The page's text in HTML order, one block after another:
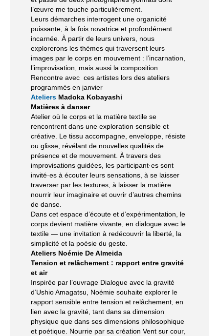
l’œuvre me touche particulièrement.
Leurs démarches interrogent une organicité
puissante, à la fois novatrice et profondément
incarnée. À partir de leurs univers, nous
explorerons les thèmes qui traversent leurs
images par le corps en mouvement : l’incarnation,
l’improvisation, mais aussi la composition
Rencontre avec ces artistes lors des ateliers
programmés en janvier
AteliersMadoka Kobayashi
Matières à danser
Atelier où le corps et la matière textile se
rencontrent dans une exploration sensible et
créative. Le tissu accompagne, enveloppe, résiste
ou glisse, révélant de nouvelles qualités de
présence et de mouvement. À travers des
improvisations guidées, les participant·es sont
invité·es à écouter leurs sensations, à se laisser
traverser par les textures, à laisser la matière
nourrir leur imaginaire et ouvrir d’autres chemins
de danse.
Dans cet espace d’écoute et d’expérimentation, le
corps devient matière vivante, en dialogue avec le
textile — une invitation à redécouvrir la liberté, la
simplicité et la poésie du geste.
AteliersNoémie De Almeida
Tension et relâchement : rapport entre gravité
et air
Inspirée par l’ouvrage Dialogue avec la gravité
d’Ushio Amagatsu, Noémie souhaite explorer le
rapport sensible entre tension et relâchement, en
lien avec la gravité, tant dans sa dimension
physique que dans ses dimensions philosophique
et poétique. Nourrie par sa création Vent sur cour,